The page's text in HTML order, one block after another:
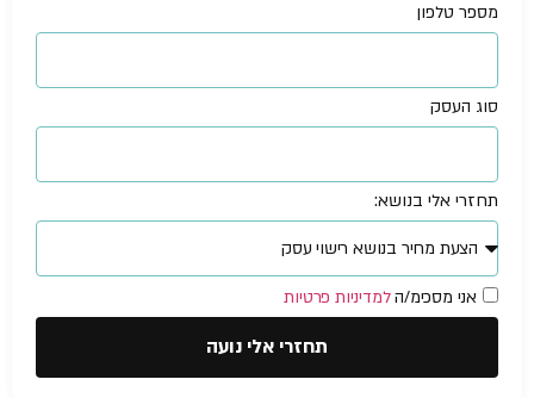
מספר טלפון
סוג העסק
תחזרי אלי בנושא:
אני מסכימ/הלמדיניות פרטיות
תחזרי אלי נועה